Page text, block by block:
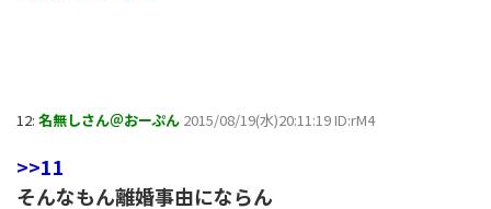
12: 名無しさん＠おーぷん 2015/08/19(水)20:11:19 ID:rM4
>>11
そんなもん離婚事由にならん